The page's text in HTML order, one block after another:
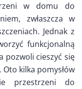
w domu do
zwłaszcza w
Jednak z
funkcjonalną
pozwoli cieszyć się
kilka pomysłów
przestrzeni do